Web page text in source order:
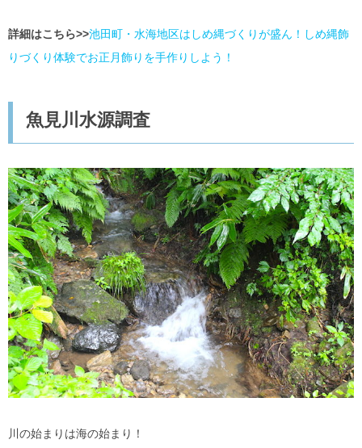
詳細はこちら>>池田町・水海地区はしめ縄づくりが盛ん！しめ縄飾
りづくり体験でお正月飾りを手作りしよう！
魚見川水源調査
川の始まりは海の始まり！